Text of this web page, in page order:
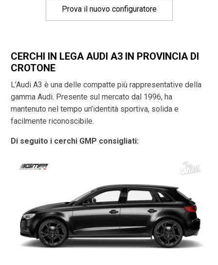
Prova il nuovo configuratore
CERCHI IN LEGA AUDI A3 IN PROVINCIA DI
CROTONE
L’Audi A3 è una delle compatte più rappresentative della
gamma Audi. Presente sul mercato dal 1996, ha
mantenuto nel tempo un’identità sportiva, solida e
facilmente riconoscibile.
Di seguito i cerchi GMP consigliati: